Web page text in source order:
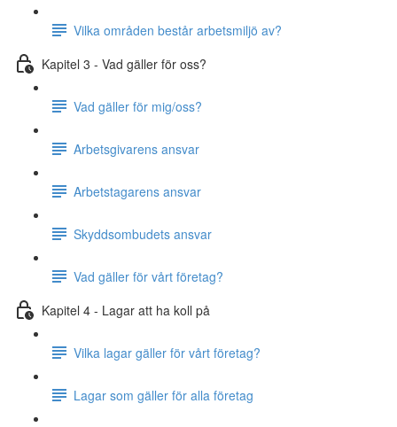
Vilka områden består arbetsmiljö av?
Kapitel 3 - Vad gäller för oss?
Vad gäller för mig/oss?
Arbetsgivarens ansvar
Arbetstagarens ansvar
Skyddsombudets ansvar
Vad gäller för vårt företag?
Kapitel 4 - Lagar att ha koll på
Vilka lagar gäller för vårt företag?
Lagar som gäller för alla företag